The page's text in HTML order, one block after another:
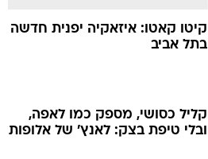
קיטו קאטו: איזאקיה יפנית חדשה
בתל אביב
קליל כסושי, מספק כמו לאפה,
ובלי טיפת בצק: לאנץ' של אלופות